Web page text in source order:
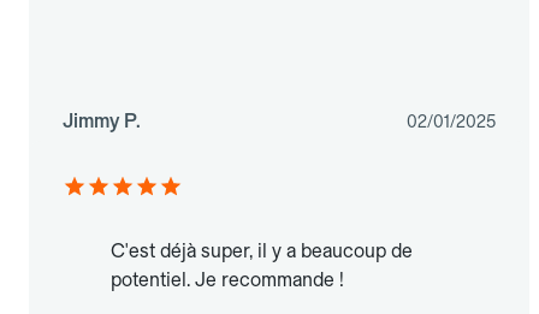
Jimmy P. 02/01/2025
C'est déjà super, il y a beaucoup de
potentiel. Je recommande !